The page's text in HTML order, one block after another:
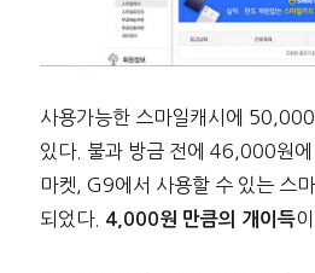
사용가능한 스마일캐시에
있다. 불과 방금 전에 46,000원
마켓, G9에서 사용할 수 있는 스
되었다. 4,000원 만큼의 개이득